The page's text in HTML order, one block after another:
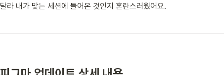
달라 내가 맞는 세션에 들어온 것인지 혼란스러웠어요.